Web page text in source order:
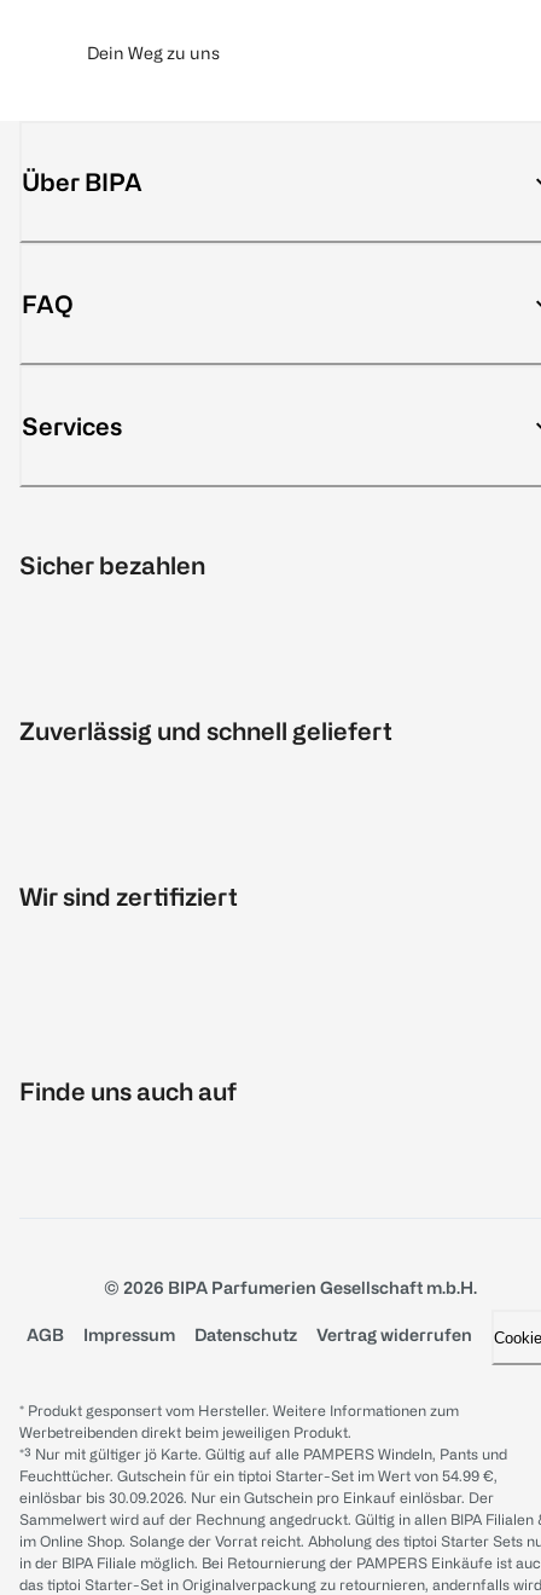
Dein Weg zu uns
Über BIPA
FAQ
Services
Sicher bezahlen
Zuverlässig und schnell geliefert
Wir sind zertifiziert
Finde uns auch auf
© 2026 BIPA Parfumerien Gesellschaft m.b.H.
AGB Impressum Datenschutz Vertrag widerrufen
* Produkt gesponsert vom Hersteller. Weitere Informationen zum
Werbetreibenden direkt beim jeweiligen Produkt.
*³ Nur mit gültiger jö Karte. Gültig auf alle PAMPERS Windeln, Pants und
Feuchttücher. Gutschein für ein tiptoi Starter-Set im Wert von 54.99 €,
einlösbar bis 30.09.2026. Nur ein Gutschein pro Einkauf einlösbar. Der
Sammelwert wird auf der Rechnung angedruckt. Gültig in allen BIPA Filialen
im Online Shop. Solange der Vorrat reicht. Abholung des tiptoi Starter Sets
in der BIPA Filiale möglich. Bei Retournierung der PAMPERS Einkäufe ist
das tiptoi Starter-Set in Originalverpackung zu retournieren, andernfalls wird